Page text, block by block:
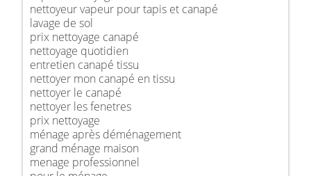
nettoyeur vapeur pour tapis et canapé
lavage de sol
prix nettoyage canapé
nettoyage quotidien
entretien canapé tissu
nettoyer mon canapé en tissu
nettoyer le canapé
nettoyer les fenetres
prix nettoyage
ménage après déménagement
grand ménage maison
menage professionnel